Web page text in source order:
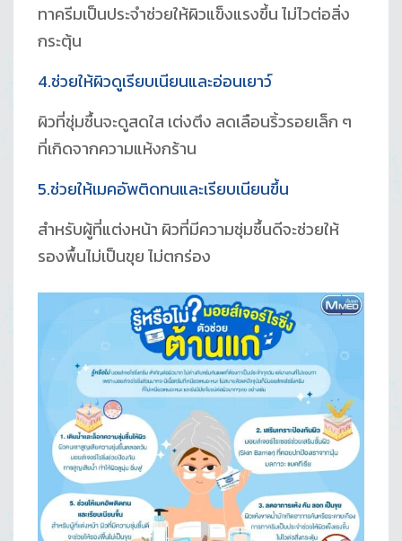
ทาครีมเป็นประจำช่วยให้ผิวแข็งแรงขึ้น ไม่ไวต่อสิ่ง
กระตุ้น
4.ช่วยให้ผิวดูเรียบเนียนและอ่อนเยาว์
ผิวที่ชุ่มชื้นจะดูสดใส เต่งตึง ลดเลือนริ้วรอยเล็ก ๆ
ที่เกิดจากความแห้งกร้าน
5.ช่วยให้เมคอัพติดทนและเรียบเนียนขึ้น
สำหรับผู้ที่แต่งหน้า ผิวที่มีความชุ่มชื้นดีจะช่วยให้
รองพื้นไม่เป็นขุย ไม่ตกร่อง